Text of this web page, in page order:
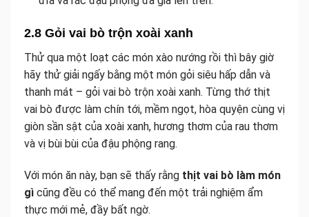
2.8 Gỏi vai bò trộn xoài xanh
Thử qua một loạt các món xào nướng rồi thì bây giờ
hãy thử giải ngấy bằng một món gỏi siêu hấp dẫn và
thanh mát – gỏi vai bò trộn xoài xanh. Từng thớ thịt
vai bò được làm chín tới, mềm ngọt, hòa quyện cùng vị
giòn sần sật của xoài xanh, hương thơm của rau thơm
và vị bùi bùi của đậu phộng rang.
Với món ăn này, bạn sẽ thấy rằng thịt vai bò làm món
gì cũng đều có thể mang đến một trải nghiệm ẩm
thực mới mẻ, đầy bất ngờ.